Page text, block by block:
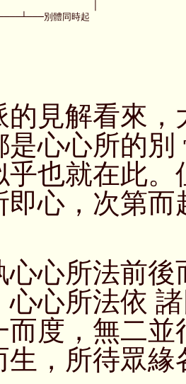
解看來，
是心心所的
乎也就在此
即心，次第
所法前後
心心所法依
而度，無二
生，所待眾緣